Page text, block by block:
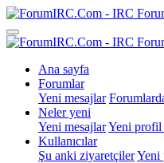
Ana sayfa
Forumlar
Yeni mesajlar
Neler yeni
Yeni mesajlarYeni profil
Kullanıcılar
Şu anki ziyaretçilerYeni